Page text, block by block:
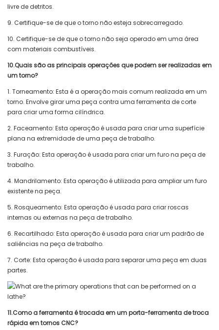
livre de detritos.
9. Certifique-se de que o torno não esteja sobrecarregado.
10. Certifique-se de que o torno não seja operado em uma área
com materiais combustíveis.
10.Quais são as principais operações que podem ser realizadas em
um torno?
1. Torneamento: Esta é a operação mais comum realizada em um
torno. Envolve girar uma peça contra uma ferramenta de corte
para criar uma forma cilíndrica.
2. Faceamento: Esta operação é usada para criar uma superfície
plana na extremidade de uma peça de trabalho.
3. Furação: Esta operação é usada para criar um furo na peça de
trabalho.
4. Mandrilamento: Esta operação é utilizada para ampliar um furo
existente na peça.
5. Rosqueamento: Esta operação é usada para criar roscas
internas ou externas na peça de trabalho.
6. Recartilhado: Esta operação é usada para criar um padrão de
saliências na peça de trabalho.
7. Corte: Esta operação é usada para separar uma peça em duas
partes.
11.Como a ferramenta é trocada em um porta-ferramenta de troca
rápida em tornos CNC?